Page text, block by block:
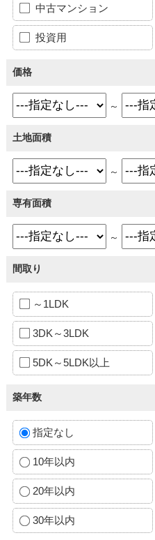
中古マンション
投資用
価格
～
土地面積
～
専有面積
～
間取り
～1LDK
3DK～3LDK
5DK～5LDK以上
築年数
指定なし
10年以内
20年以内
30年以内